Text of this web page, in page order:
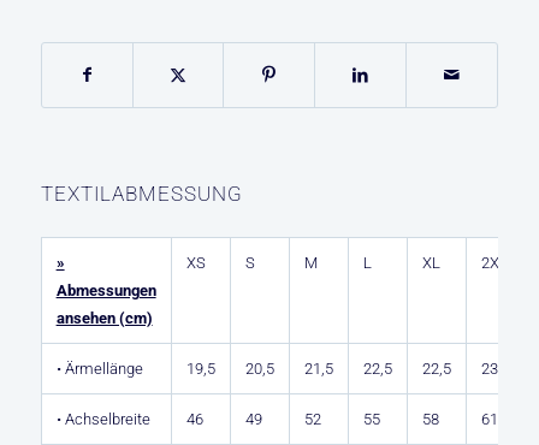
TEXTILABMESSUNG
»
Abmessungen
ansehen (cm)
XS S M L XL 2XL
• Ärmellänge 19,5 20,5 21,5 22,5 22,5 23,5
• Achselbreite 46 49 52 55 58 61